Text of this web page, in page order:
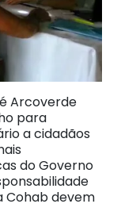
Arcoverde
para
a cidadãos
do Governo
Cohab devem